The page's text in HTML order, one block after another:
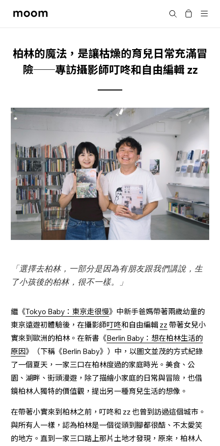
moom
Search
柏林的魔法，是讓枯燥的育兒日常充滿冒
險──專訪攝影師叮咚和自由編輯 zz
「選擇去柏林，一部分是因為有朋友跟我們講說，生
了小孩後的柏林，很不一樣。」
繼《Tokyo Baby：東京走很慢》中新手爸媽帶著兩歲幼童的
東京遠遊初體驗後，在攝影師叮咚和自由編輯 zz 帶著女兒小
實來到歐洲的柏林。在新書《Berlin Baby：想在柏林生活的
原因》（下稱《Berlin Baby》）中，以圖文並茂的方式紀錄
了一個夏天，一家三口在柏林度過的家庭時光。美食、公
園、湖畔、街頭漫遊，除了描繪小家庭的日常與冒險，也借
鏡柏林人獨特的價值觀，提出另一種育兒生活的想像。
在帶著小實來到柏林之前，叮咚和 zz 也曾到訪過這個城市。
與所有人一樣，認為柏林是一個從頭到腳都很酷、不太愛笑
的地方。直到一家三口踏上那片土地才發現，原來，柏林人